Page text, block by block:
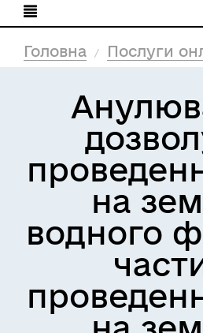
Головна Послуги
на
водного